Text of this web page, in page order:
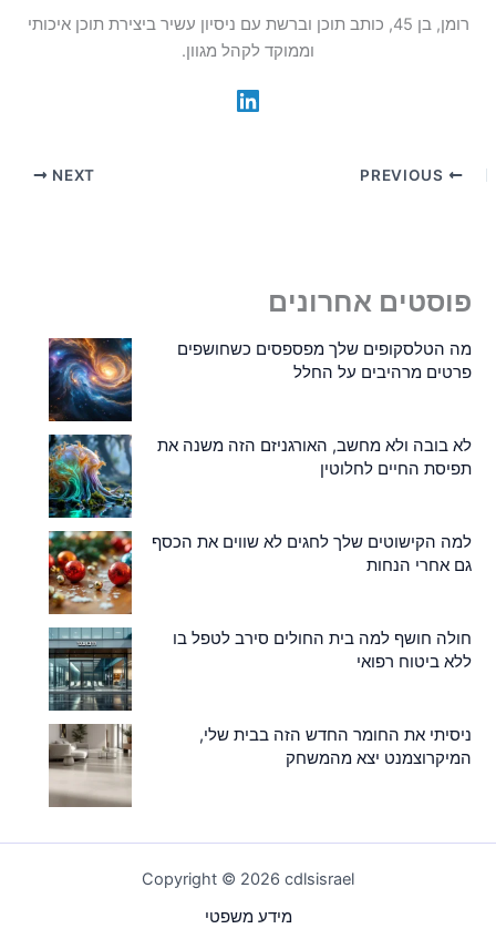
רומן, בן 45, כותב תוכן וברשת עם ניסיון עשיר ביצירת תוכן איכותי
וממוקד לקהל מגוון.
NEXT
פוסטים אחרונים
מה הטלסקופים שלך מפספסים כשחושפים
פרטים מרהיבים על החלל
לא בובה ולא מחשב, האורגניזם הזה משנה את
תפיסת החיים לחלוטין
למה הקישוטים שלך לחגים לא שווים את הכסף
גם אחרי הנחות
חולה חושף למה בית החולים סירב לטפל בו
ללא ביטוח רפואי
ניסיתי את החומר החדש הזה בבית שלי,
המיקרוצמנט יצא מהמשחק
Copyright © 2026 cdlsisrael
מידע משפטי